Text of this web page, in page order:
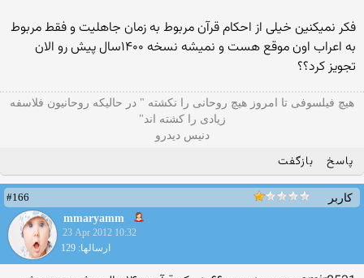
فکر نمیکنین خیلی از احکام قرآن مربوط به زمان جاهلیت و فقط مربوط
به اعراب اون موقع هست و نمیشه نسخه ۱۴۰۰سال پیش رو الان
تجویز کرد؟؟
هیچ فیلسوفی تا امروز هیچ روحانی را نکشته " در حالیکه روحانیون فلاسفه
زیادی را کشته اند"
دنیس دیدرو
پاسخ بازگفت
کاربر
#166
mmaryamm
23 Apr 2012 10:32
ارسالها: 129